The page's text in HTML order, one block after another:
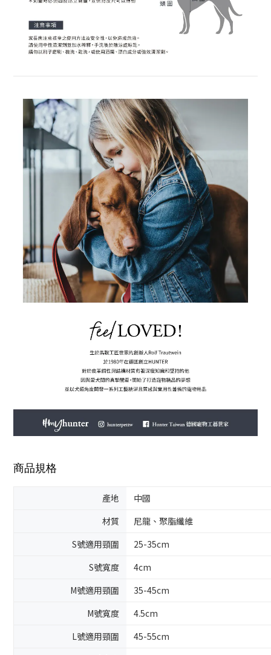
商品規格
產地
中國
材質
尼龍、聚脂纖維
S號適用頸圍
25-35cm
S號寬度
4cm
M號適用頸圍
35-45cm
M號寬度
4.5cm
L號適用頸圍
45-55cm